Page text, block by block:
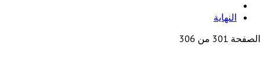
النهاية
الصفحة 301 من 306